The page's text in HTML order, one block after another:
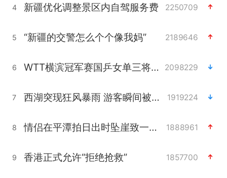
4 新疆优化调整景区内自驾服务费 2250709
5 “新疆的交警怎么个个像我妈” 2189646
6 WTT横滨冠军赛国乒女单三将晋级四强 2098229
7 西湖突现狂风暴雨 游客瞬间被浇透 1919224
8 情侣在平潭拍日出时坠崖致一死一伤 1888961
9 香港正式允许“拒绝抢救” 1857700